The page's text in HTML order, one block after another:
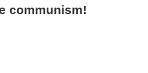
communism!